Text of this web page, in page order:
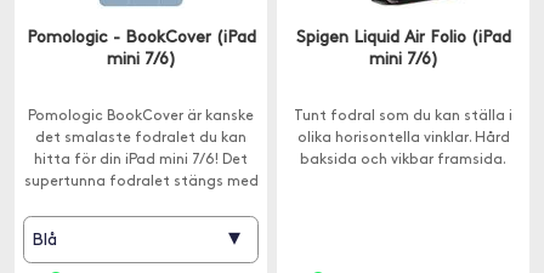
Pomologic - BookCover (iPad
mini 7/6)
Pomologic BookCover är kanske
det smalaste fodralet du kan
hitta för din iPad mini 7/6! Det
supertunna fodralet stängs med
Blå ▾
Spigen Liquid Air Folio (iPad
mini 7/6)
Tunt fodral som du kan ställa i
olika horisontella vinklar. Hård
baksida och vikbar framsida.